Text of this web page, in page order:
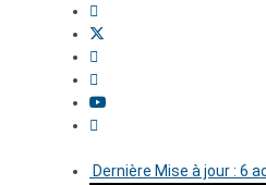
Dernière Mise à jour : 6